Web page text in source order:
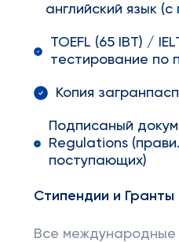
английский язык
TOEFL (65 IBT) /
тестирование по
Копия
Подписаный
Regulations
поступающих)
Стипендии и Гранты
Все международные